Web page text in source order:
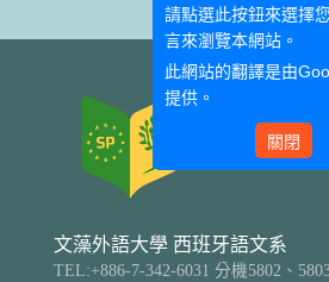
文藻外語大學 西班牙語文系
TEL:+886-7-342-6031 分機5802、
請點選此按鈕來選擇
言來瀏覽本網站。
此網站的翻譯是由
提供。
關閉